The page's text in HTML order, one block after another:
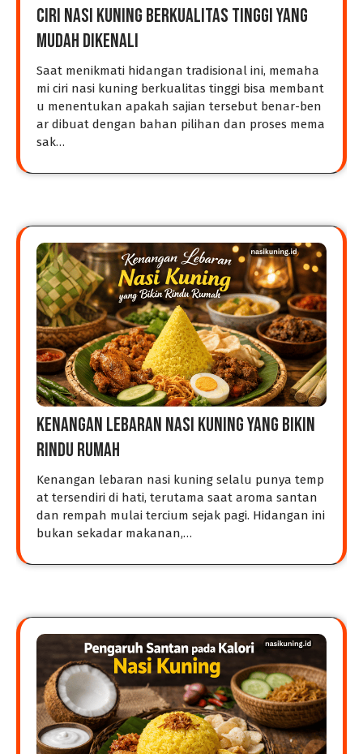
Ciri Nasi Kuning Berkualitas Tinggi yang
Mudah Dikenali
Saat menikmati hidangan tradisional ini, memaha
mi ciri nasi kuning berkualitas tinggi bisa membant
u menentukan apakah sajian tersebut benar-ben
ar dibuat dengan bahan pilihan dan proses mema
sak…
Kenangan Lebaran Nasi Kuning yang Bikin
Rindu Rumah
Kenangan lebaran nasi kuning selalu punya temp
at tersendiri di hati, terutama saat aroma santan
dan rempah mulai tercium sejak pagi. Hidangan ini
bukan sekadar makanan,…